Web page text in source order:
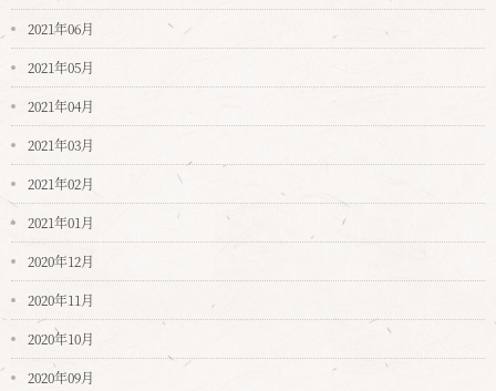
2021年06月
2021年05月
2021年04月
2021年03月
2021年02月
2021年01月
2020年12月
2020年11月
2020年10月
2020年09月